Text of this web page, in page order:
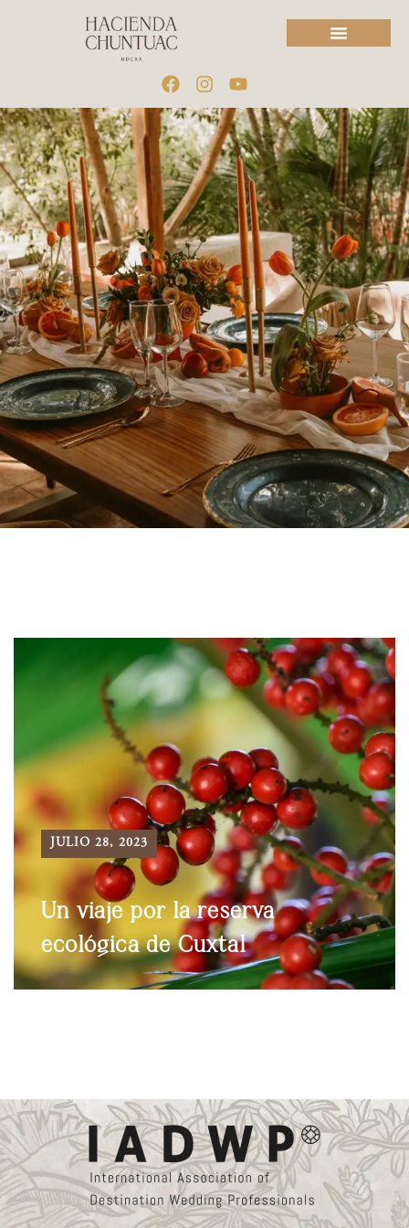
JULIO 28, 2023
Un viaje por la reserva
ecológica de Cuxtal